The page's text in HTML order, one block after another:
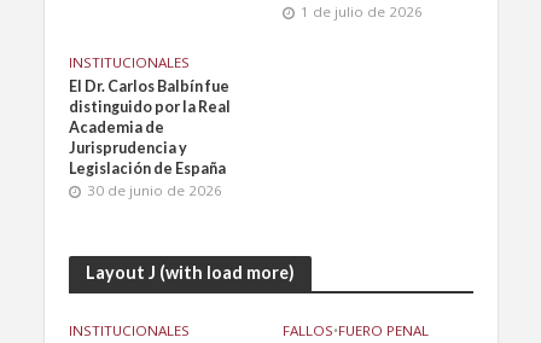
1 de julio de 2026
INSTITUCIONALES
El Dr. Carlos Balbín fue
distinguido por la Real
Academia de
Jurisprudencia y
Legislación de España
30 de junio de 2026
Layout J (with load more)
INSTITUCIONALES
FALLOS•FUERO PENAL